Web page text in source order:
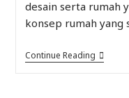
desain serta rumah
konsep rumah yang
Continue Reading